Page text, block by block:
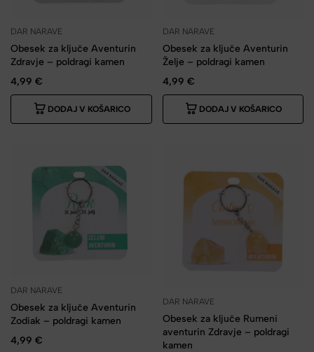
DAR NARAVE
Obesek za ključe Aventurin
Zdravje – poldragi kamen
4,99 €
DODAJ V KOŠARICO
DAR NARAVE
Obesek za ključe Aventurin
Želje – poldragi kamen
4,99 €
DODAJ V KOŠARICO
DAR NARAVE
Obesek za ključe Aventurin
Zodiak – poldragi kamen
4,99 €
DAR NARAVE
Obesek za ključe Rumeni
aventurin Zdravje – poldragi
kamen